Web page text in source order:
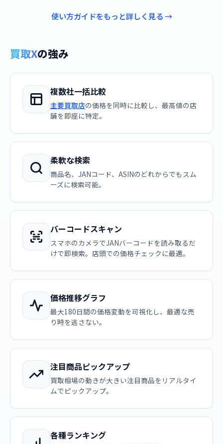
使い方ガイドをもっと詳しく見る →
買取Xの強み
複数社一括比較
主要買取店の価格を同時に比較し、最高値の店
舗を即座に特定。
柔軟な検索
商品名、JANコード、ASINのどれからでもスム
ーズに検索可能。
バーコードスキャン
スマホのカメラでJANバーコードを読み取るだ
けで即検索。店頭での価格チェックに最適。
価格推移グラフ
最大180日間の価格変動を可視化し、最適な売
り時を逃さない。
注目商品ピックアップ
買取相場の動きが大きい注目商品をリアルタイ
ムでピックアップ。
各種ランキング